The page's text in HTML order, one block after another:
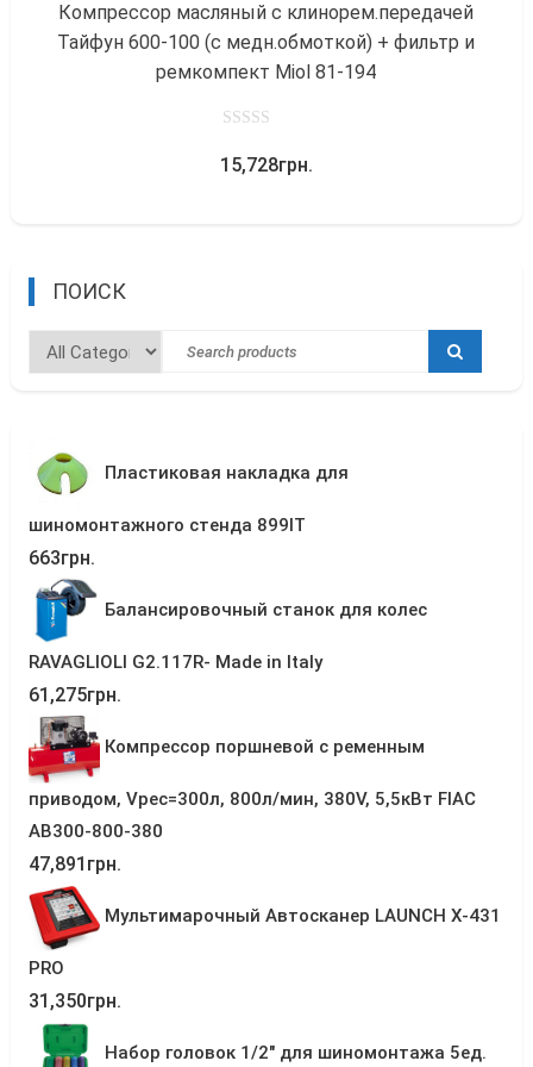
Компрессор масляный с клинорем.передачей
Тайфун 600-100 (с медн.обмоткой) + фильтр и
ремкомпект Miol 81-194
out
15,728грн.
ПОИСК
Пластиковая накладка для
шиномонтажного стенда 899IT
663грн.
Балансировочный станок для колес
RAVAGLIOLI G2.117R- Made in Italy
61,275грн.
Компрессор поршневой с ременным
приводом, Vрес=300л, 800л/мин, 380V, 5,5кВт FIAC
AB300-800-380
47,891 грн.
Мультимарочный Автосканер LAUNCH X-431
PRO
31,350грн.
Набор головок 1/2" для шиномонтажа 5ед.